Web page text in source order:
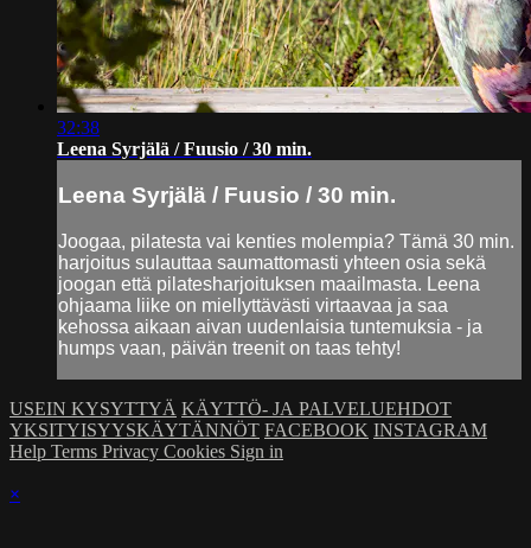
32:38
Leena Syrjälä / Fuusio / 30 min.
Leena Syrjälä / Fuusio / 30 min.
Joogaa, pilatesta vai kenties molempia? Tämä 30 min.
harjoitus sulauttaa saumattomasti yhteen osia sekä
joogan että pilatesharjoituksen maailmasta. Leena
ohjaama liike on miellyttävästi virtaavaa ja saa
kehossa aikaan aivan uudenlaisia tuntemuksia - ja
humps vaan, päivän treenit on taas tehty!
USEIN KYSYTTYÄ KÄYTTÖ- JA PALVELUEHDOT
YKSITYISYYSKÄYTÄNNÖT FACEBOOK INSTAGRAM
Help Terms Privacy Cookies Sign in
×